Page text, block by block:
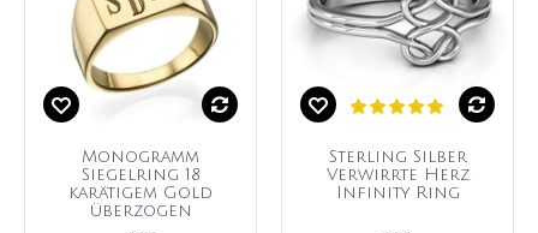
Monogramm
Siegelring 18
karätigem Gold
überzogen
Sterling Silber
Verwirrte Herz
Infinity Ring